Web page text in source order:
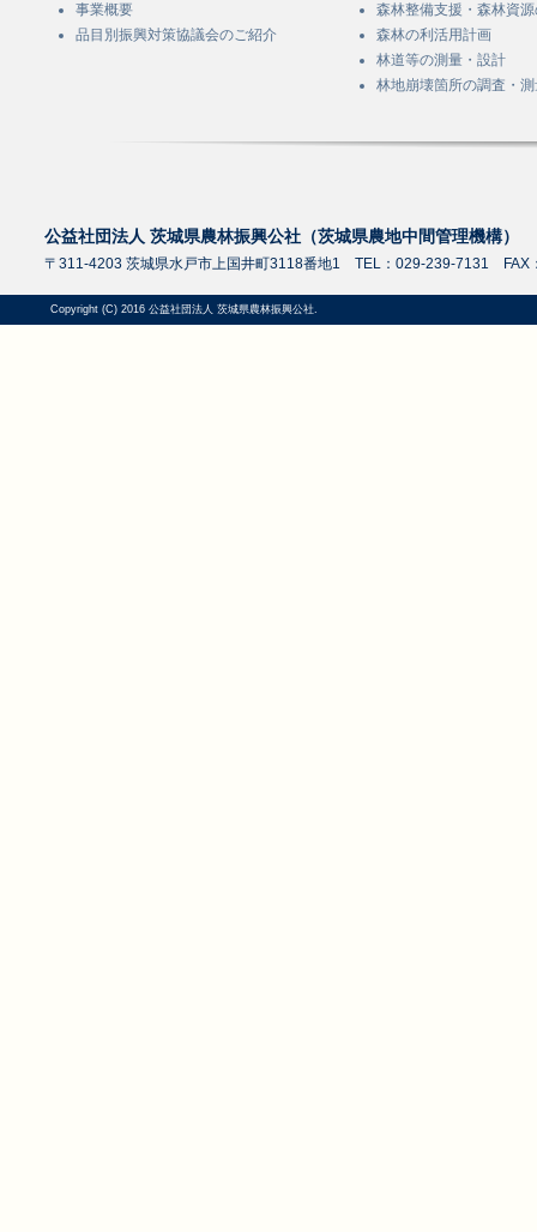
事業概要
品目別振興対策協議会のご紹介
森林整備支援・森林資
森林の利活用計画
林道等の測量・設計
林地崩壊箇所の調査・
公益社団法人 茨城県農林振興公社（茨城県農地中間管理機構）
〒311-4203 茨城県水戸市上国井町3118番地1 TEL：029-239-7131 FAX
Copyright (C) 2016 公益社団法人 茨城県農林振興公社.